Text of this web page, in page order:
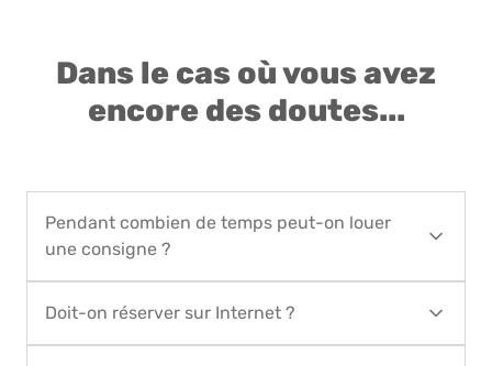
Dans le cas où vous avez
encore des doutes...
Pendant combien de temps peut-on louer
une consigne ?
consignes pour une période allant de 1 jour
minimum à 90 jours maximum. Pour de plus
Doit-on réserver sur Internet ?